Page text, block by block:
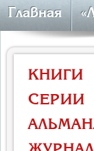
Главная
КНИГИ
СЕРИИ